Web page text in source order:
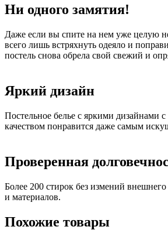
Ни одного замятия!
Даже если вы спите на нем уже целую
всего лишь встряхнуть одеяло и
постель снова обрела свой свежий и
Яркий дизайн
Постельное белье с яркими дизайнами
качеством понравится даже самым
Проверенная
Более 200 стирок без измений
и материалов.
Похожие товары